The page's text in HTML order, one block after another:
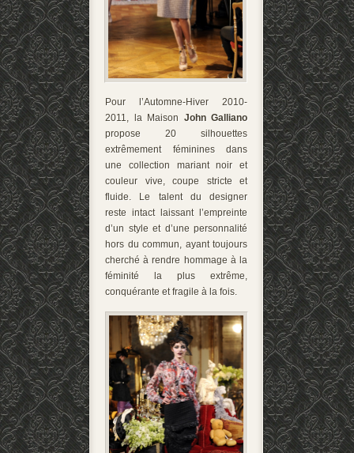
Pour l’Automne-Hiver 2010-
2011, la Maison John Galliano
propose 20 silhouettes
extrêmement féminines dans
une collection mariant noir et
couleur vive, coupe stricte et
fluide. Le talent du designer
reste intact laissant l’empreinte
d’un style et d’une personnalité
hors du commun, ayant toujours
cherché à rendre hommage à la
féminité la plus extrême,
conquérante et fragile à la fois.